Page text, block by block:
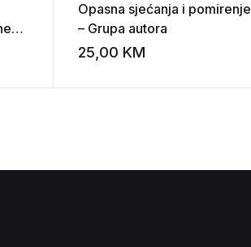
Add to wishlist
Opasna sjećanja i pomirenje
– Grupa autora
25,00 KM